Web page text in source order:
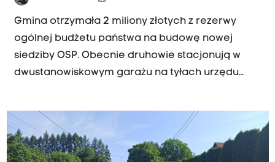
Gmina otrzymała 2 miliony złotych z rezerwy
ogólnej budżetu państwa na budowę nowej
siedziby OSP. Obecnie druhowie stacjonują w
dwustanowiskowym garażu na tyłach urzędu